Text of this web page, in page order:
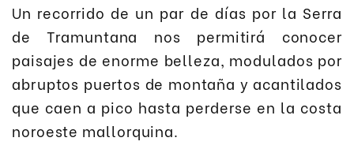
Un recorrido de un par de días por la Serra
de Tramuntana nos permitirá conocer
paisajes de enorme belleza, modulados por
abruptos puertos de montaña y acantilados
que caen a pico hasta perderse en la costa
noroeste mallorquina.